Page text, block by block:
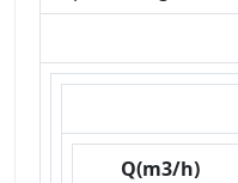
Q(m3/h)